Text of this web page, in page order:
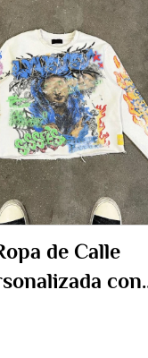
de Calle
con